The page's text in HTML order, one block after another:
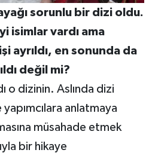
sorunlu bir dizi oldu.
isimlar vardı ama
ayrıldı, en sonunda da
değil mi?
o dizinin. Aslında dizi
anlatmaya
müsahade etmek
bir hikaye